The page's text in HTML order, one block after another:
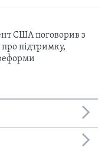
США поговорив з
підтримку,